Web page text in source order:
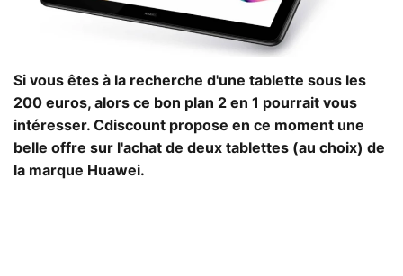
Si vous êtes à la recherche d'une tablette sous les
200 euros, alors ce bon plan 2 en 1 pourrait vous
intéresser. Cdiscount propose en ce moment une
belle offre sur l'achat de deux tablettes (au choix) de
la marque Huawei.